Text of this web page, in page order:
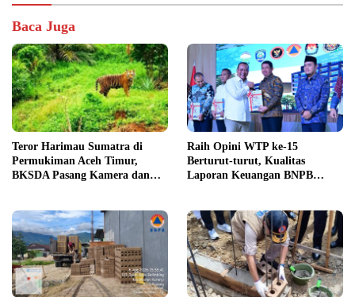
Baca Juga
Teror Harimau Sumatra di
Permukiman Aceh Timur,
BKSDA Pasang Kamera dan
Raih Opini WTP ke-15
Berturut-turut, Kualitas
Laporan Keuangan BNPB